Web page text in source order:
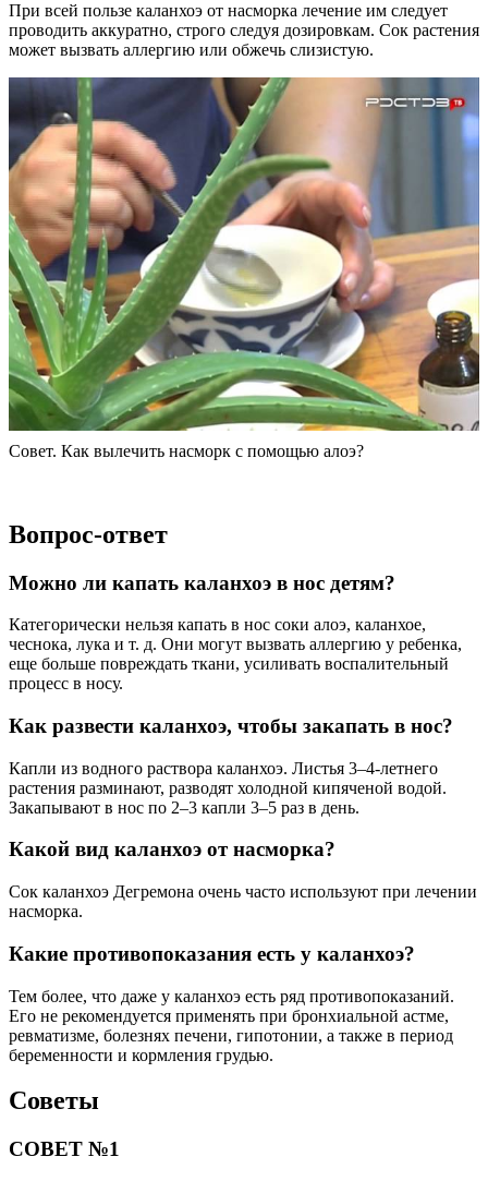
При всей пользе каланхоэ от насморка лечение им следует
проводить аккуратно, строго следуя дозировкам. Сок растения
может вызвать аллергию или обжечь слизистую.
Совет. Как вылечить насморк с помощью алоэ?
Вопрос-ответ
Можно ли капать каланхоэ в нос детям?
Категорически нельзя капать в нос соки алоэ, каланхое,
чеснока, лука и т. д. Они могут вызвать аллергию у ребенка,
еще больше повреждать ткани, усиливать воспалительный
процесс в носу.
Как развести каланхоэ, чтобы закапать в нос?
Капли из водного раствора каланхоэ. Листья 3–4-летнего
растения разминают, разводят холодной кипяченой водой.
Закапывают в нос по 2–3 капли 3–5 раз в день.
Какой вид каланхоэ от насморка?
Сок каланхоэ Дегремона очень часто используют при лечении
насморка.
Какие противопоказания есть у каланхоэ?
Тем более, что даже у каланхоэ есть ряд противопоказаний.
Его не рекомендуется применять при бронхиальной астме,
ревматизме, болезнях печени, гипотонии, а также в период
беременности и кормления грудью.
Советы
СОВЕТ №1